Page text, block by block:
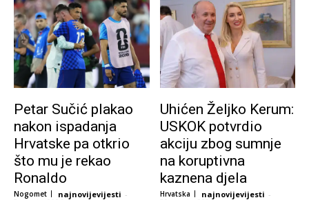
Petar Sučić plakao
nakon ispadanja
Hrvatske pa otkrio
što mu je rekao
Ronaldo
Nogomet najnovijevijesti -
Uhićen Željko Kerum:
USKOK potvrdio
akciju zbog sumnje
na koruptivna
kaznena djela
Hrvatska najnovijevijesti -